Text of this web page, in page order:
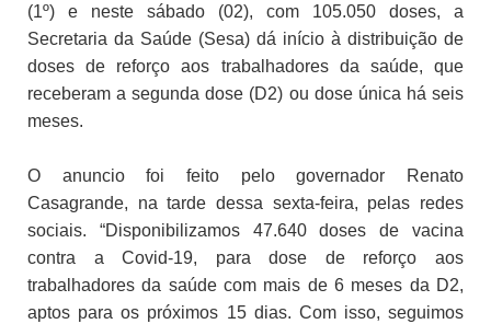
(1º) e neste sábado (02), com 105.050 doses, a
Secretaria da Saúde (Sesa) dá início à distribuição de
doses de reforço aos trabalhadores da saúde, que
receberam a segunda dose (D2) ou dose única há seis
meses.
O anuncio foi feito pelo governador Renato
Casagrande, na tarde dessa sexta-feira, pelas redes
sociais. “Disponibilizamos 47.640 doses de vacina
contra a Covid-19, para dose de reforço aos
trabalhadores da saúde com mais de 6 meses da D2,
aptos para os próximos 15 dias. Com isso, seguimos